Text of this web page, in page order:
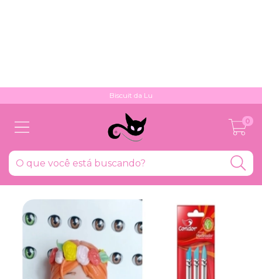
Biscuit da Lu
0